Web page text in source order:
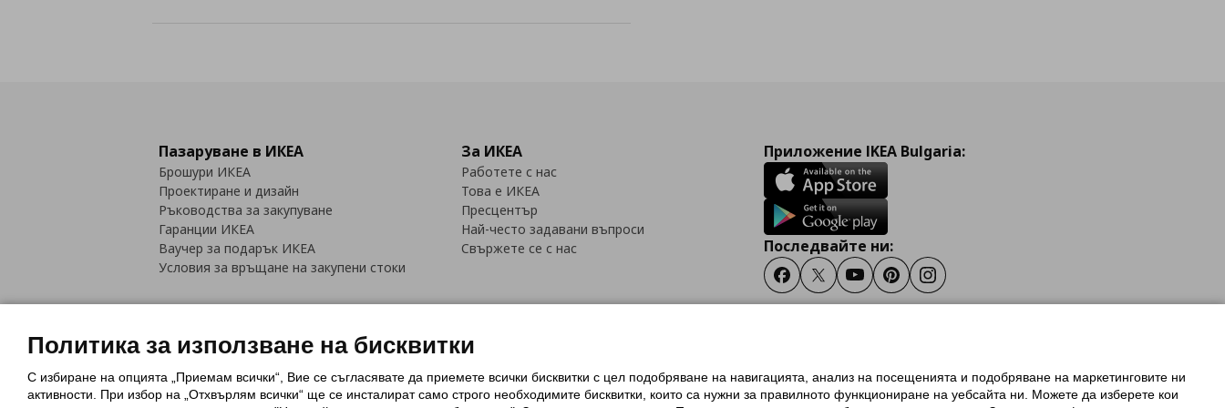
Пазаруване в ИКЕА
Брошури ИКЕА
Проектиране и дизайн
Ръководства за закупуване
Гаранции ИКЕА
Ваучер за подарък ИКЕА
Условия за връщане на закупени стоки
За ИКЕА
Работете с нас
Това е ИКЕА
Пресцентър
Най-често задавани въпроси
Свържете се с нас
Приложение IKEA Bulgaria:
Последвайте ни:
FacebookTwitterYoutubePinterestInstagram
Политика за използване на бисквитки (Cookies)Избор на настройки за използване на бисквиткиУсловия за ползване на ikea.bg
Политика за използване на бисквитки
С избиране на опцията „Приемам всички“, Вие се съгласявате да приемете всички бисквитки с цел подобряване на навигацията, анализ на посещенията и подобряване на маркетинговите ни
активности. При избор на „Отхвърлям всички“ ще се инсталират само строго необходимитe бисквитки, които са нужни за правилното функциониране на уебсайта ни. Можете да изберете кои